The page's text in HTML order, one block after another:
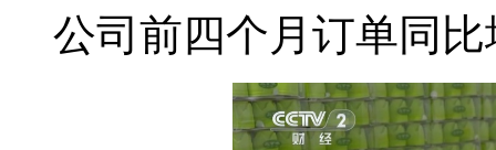
公司前四个月订单同